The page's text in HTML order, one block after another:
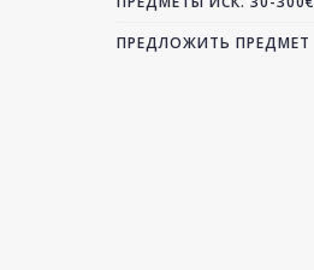
ПРЕДЛОЖИТЬ ПРЕДМЕТ